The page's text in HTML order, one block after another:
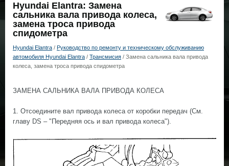
Hyundai Elantra: Замена
сальника вала привода колеса,
замена троса привода
спидометра
Hyundai Elantra / Руководство по ремонту и техническому обслуживанию
автомобиля Hyundai Elantra / Трансмисия / Замена сальника вала привода
колеса, замена троса привода спидометра
ЗАМЕНА САЛЬНИКА ВАЛА ПРИВОДА КОЛЕСА
1. Отсоедините вал привода колеса от коробки передач (См.
главу DS – "Передняя ось и вал привода колеса").